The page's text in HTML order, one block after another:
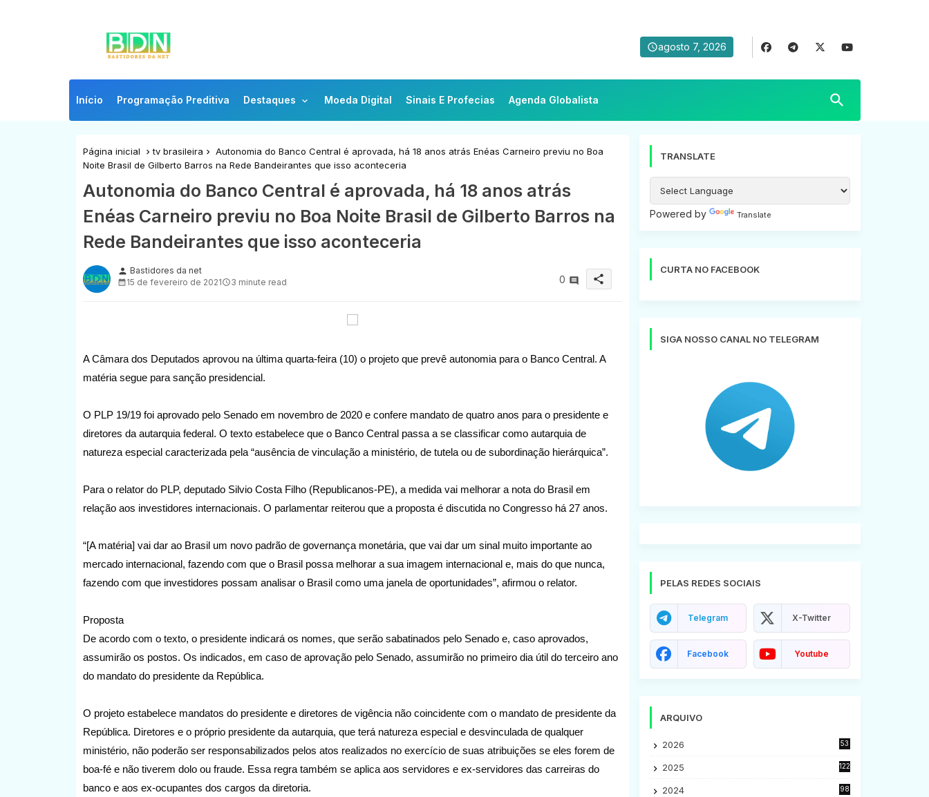
agosto 7, 2026
Início Programação Preditiva Destaques Moeda Digital Sinais E Profecias Agenda Globalista
Página inicial tv brasileira
Autonomia do Banco Central é aprovada, há 18 anos atrás Enéas Carneiro previu no Boa
Noite Brasil de Gilberto Barros na Rede Bandeirantes que isso aconteceria
Autonomia do Banco Central é aprovada, há 18 anos atrás
Enéas Carneiro previu no Boa Noite Brasil de Gilberto Barros na
Rede Bandeirantes que isso aconteceria
person Bastidores da net
15 de fevereiro de 2021
3 minute read 0 share
A Câmara dos Deputados aprovou na última quarta-feira (10) o projeto que prevê autonomia para o Banco Central. A
matéria segue para sanção presidencial.
O PLP 19/19 foi aprovado pelo Senado em novembro de 2020 e confere mandato de quatro anos para o presidente e
diretores da autarquia federal. O texto estabelece que o Banco Central passa a se classificar como autarquia de
natureza especial caracterizada pela “ausência de vinculação a ministério, de tutela ou de subordinação hierárquica”.
Para o relator do PLP, deputado Silvio Costa Filho (Republicanos-PE), a medida vai melhorar a nota do Brasil em
relação aos investidores internacionais. O parlamentar reiterou que a proposta é discutida no Congresso há 27 anos.
“[A matéria] vai dar ao Brasil um novo padrão de governança monetária, que vai dar um sinal muito importante ao
mercado internacional, fazendo com que o Brasil possa melhorar a sua imagem internacional e, mais do que nunca,
fazendo com que investidores possam analisar o Brasil como uma janela de oportunidades”, afirmou o relator.
Proposta
De acordo com o texto, o presidente indicará os nomes, que serão sabatinados pelo Senado e, caso aprovados,
assumirão os postos. Os indicados, em caso de aprovação pelo Senado, assumirão no primeiro dia útil do terceiro ano
do mandato do presidente da República.
O projeto estabelece mandatos do presidente e diretores de vigência não coincidente com o mandato de presidente da
República. Diretores e o próprio presidente da autarquia, que terá natureza especial e desvinculada de qualquer
ministério, não poderão ser responsabilizados pelos atos realizados no exercício de suas atribuições se eles forem de
boa-fé e não tiverem dolo ou fraude. Essa regra também se aplica aos servidores e ex-servidores das carreiras do
banco e aos ex-ocupantes dos cargos da diretoria.
TRANSLATE
Powered by Translate
CURTA NO FACEBOOK
SIGA NOSSO CANAL NO TELEGRAM
PELAS REDES SOCIAIS
Telegram X-Twitter
Facebook Youtube
ARQUIVO
2026 53
2025 122
2024 98